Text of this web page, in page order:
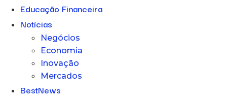
Educação Financeira
Notícias
Negócios
Economia
Inovação
Mercados
BestNews